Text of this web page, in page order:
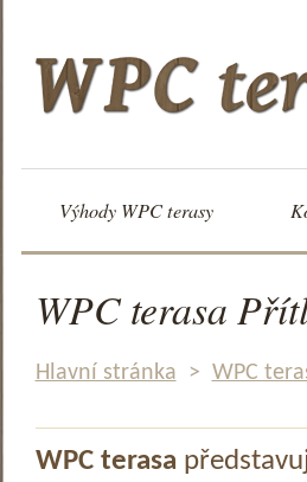
Výhody WPC terasy
WPC terasa
Hlavní stránka > WPC
WPC terasa